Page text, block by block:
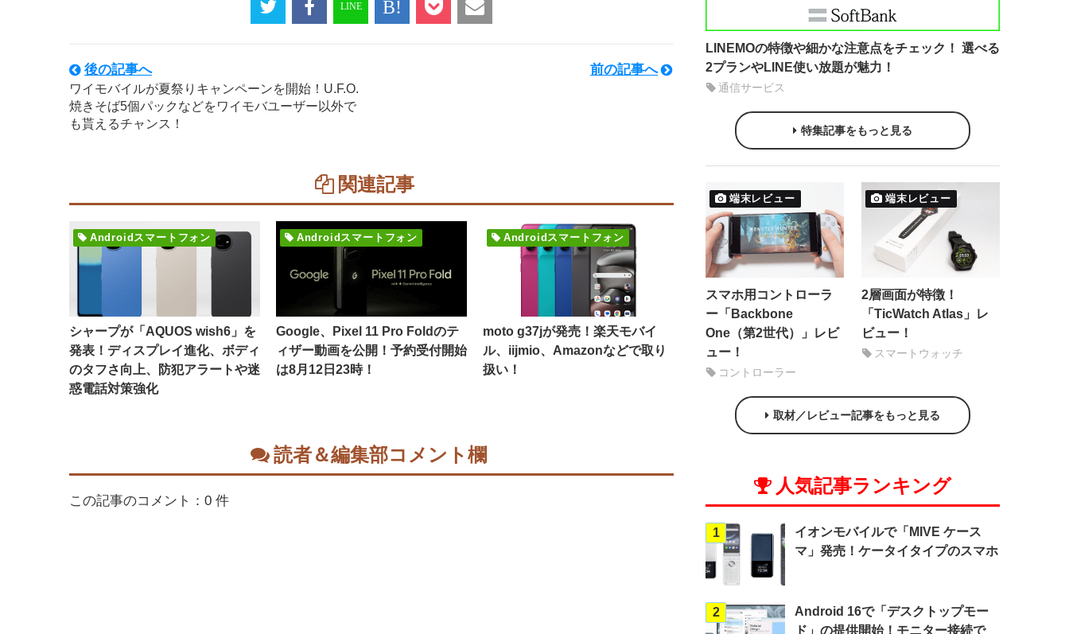
後の記事へ
ワイモバイルが夏祭りキャンペーンを開始！U.F.O.
焼きそば5個パックなどをワイモバユーザー以外で
も貰えるチャンス！
前の記事へ
関連記事
Androidスマートフォン
シャープが「AQUOS wish6」を
発表！ディスプレイ進化、ボディ
のタフさ向上、防犯アラートや迷
惑電話対策強化
Androidスマートフォン
Google、Pixel 11 Pro Foldのテ
ィザー動画を公開！予約受付開始
は8月12日23時！
Androidスマートフォン
moto g37jが発売！楽天モバイ
ル、iijmio、Amazonなどで取り
扱い！
読者＆編集部コメント欄
この記事のコメント：0 件
LINEMOの特徴や細かな注意点をチェック！ 選べる
2プランやLINE使い放題が魅力！
通信サービス
特集記事をもっと見る
端末レビュー
スマホ用コントローラ
ー「Backbone
One（第2世代）」レビ
ュー！
コントローラー
端末レビュー
2層画面が特徴！
「TicWatch Atlas」レ
ビュー！
スマートウォッチ
取材／レビュー記事をもっと見る
人気記事ランキング
1
イオンモバイルで「MIVE ケース
マ」発売！ケータイタイプのスマホ
2
Android 16で「デスクトップモー
ド」の提供開始！モニター接続で